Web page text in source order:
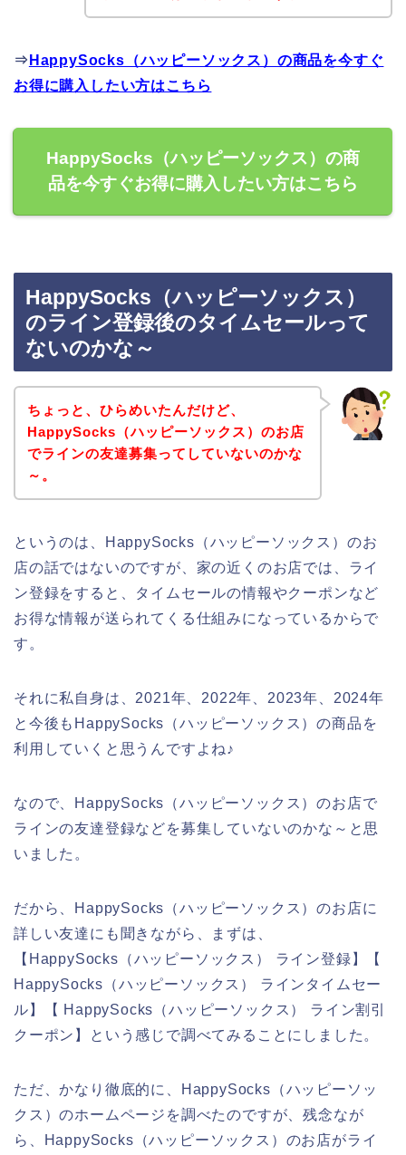
⇒ HappySocks（ハッピーソックス）の商品を今すぐ
お得に購入したい方はこちら
HappySocks（ハッピーソックス）の商
品を今すぐお得に購入したい方はこちら
HappySocks（ハッピーソックス）
のライン登録後のタイムセールって
ないのかな～
ちょっと、ひらめいたんだけど、
HappySocks（ハッピーソックス）のお店
でラインの友達募集ってしていないのかな
～。
というのは、HappySocks（ハッピーソックス）のお
店の話ではないのですが、家の近くのお店では、ライ
ン登録をすると、タイムセールの情報やクーポンなど
お得な情報が送られてくる仕組みになっているからで
す。
それに私自身は、2021年、2022年、2023年、2024年
と今後もHappySocks（ハッピーソックス）の商品を
利用していくと思うんですよね♪
なので、HappySocks（ハッピーソックス）のお店で
ラインの友達登録などを募集していないのかな～と思
いました。
だから、HappySocks（ハッピーソックス）のお店に
詳しい友達にも聞きながら、まずは、
【HappySocks（ハッピーソックス） ライン登録】【
HappySocks（ハッピーソックス） ラインタイムセー
ル】【 HappySocks（ハッピーソックス） ライン割引
クーポン】という感じで調べてみることにしました。
ただ、かなり徹底的に、HappySocks（ハッピーソッ
クス）のホームページを調べたのですが、残念なが
ら、HappySocks（ハッピーソックス）のお店がライ